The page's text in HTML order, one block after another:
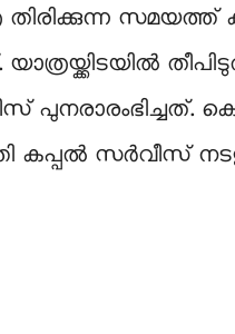
സമയത്ത്
കപ്പൽ സർവീസ്